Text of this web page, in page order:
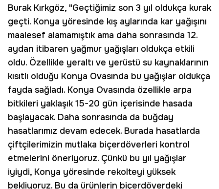
Burak Kırkgöz, "Geçtiğimiz son 3 yıl oldukça kurak
geçti. Konya yöresinde kış aylarında kar yağışını
maalesef alamamıştık ama daha sonrasında 12.
aydan itibaren yağmur yağışları oldukça etkili
oldu. Özellikle yeraltı ve yerüstü su kaynaklarının
kısıtlı olduğu Konya Ovasında bu yağışlar oldukça
fayda sağladı. Konya Ovasında özellikle arpa
bitkileri yaklaşık 15-20 gün içerisinde hasada
başlayacak. Daha sonrasında da buğday
hasatlarımız devam edecek. Burada hasatlarda
çiftçilerimizin mutlaka biçerdöverleri kontrol
etmelerini öneriyoruz. Çünkü bu yıl yağışlar
iyiydi, Konya yöresinde rekolteyi yüksek
bekliyoruz. Bu da ürünlerin biçerdöverdeki